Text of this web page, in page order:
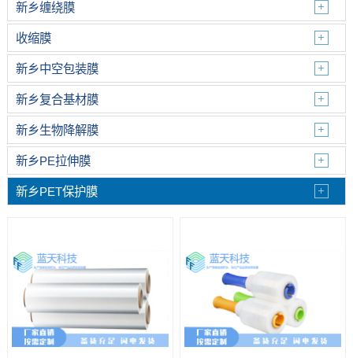
新乡缠绕膜
收缩膜
新乡中空包装膜
新乡复合基材膜
新乡生物降解膜
新乡PE拉伸膜
新乡PET保护膜